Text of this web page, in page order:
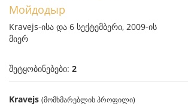
Мойдодыр
Kravejs-ისა და 6 სექტემბერი, 2009-ის
მიერ
შეტყობინებები: 2
Kravejs (მომხმარებლის პროფილი)